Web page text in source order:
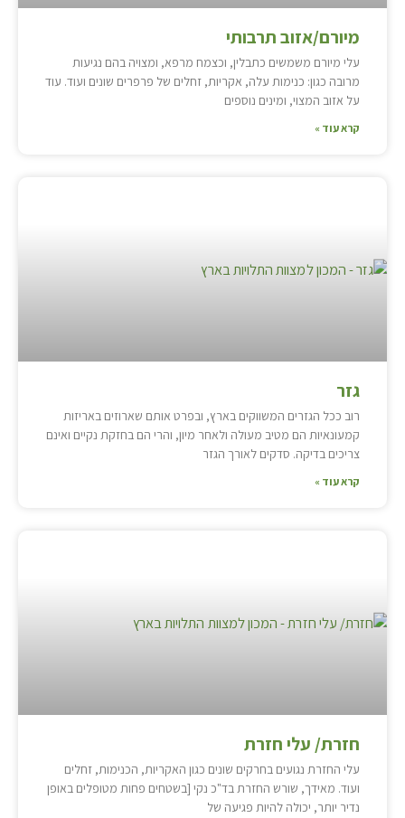
מיורם/אזוב תרבותי
עלי מיורם משמשים כתבלין, וכצמח מרפא, ומצויה בהם נגיעות
מרובה כגון: כנימות עלה, אקריות, זחלים של פרפרים שונים ועוד. עוד
על אזוב המצוי, ומינים נוספים
קרא עוד »
גזר
רוב ככל הגזרים המשווקים בארץ, ובפרט אותם שארוזים באריזות
קמעונאיות הם מטיב מעולה ולאחר מיון, והרי הם בחזקת נקיים ואינם
צריכים בדיקה. סדקים לאורך הגזר
קרא עוד »
חזרת/ עלי חזרת
עלי החזרת נגועים בחרקים שונים כגון האקריות, הכנימות, זחלים
ועוד. מאידך, שורש החזרת בד"כ נקי [בשטחים פחות מטופלים באופן
נדיר יותר, יכולה להיות פגיעה של